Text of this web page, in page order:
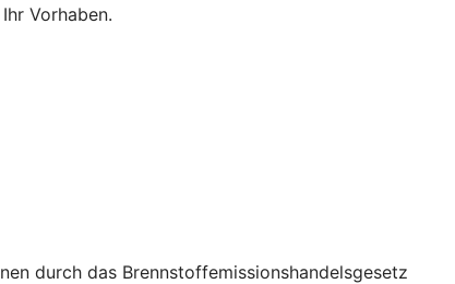
Vorhaben.
durch das Brennstoffemissionshandelsgesetz